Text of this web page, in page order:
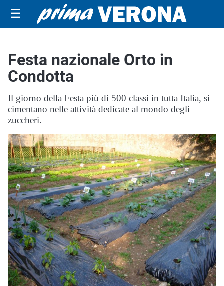
☰
Festa nazionale Orto in
Condotta
Il giorno della Festa più di 500 classi in tutta Italia, si
cimentano nelle attività dedicate al mondo degli
zuccheri.